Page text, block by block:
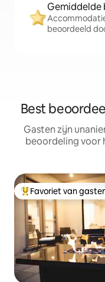
Gemiddelde
beoordeeld
Best
Gasten zijn
beoordeling voor
Topfavoriet van
Favoriet van